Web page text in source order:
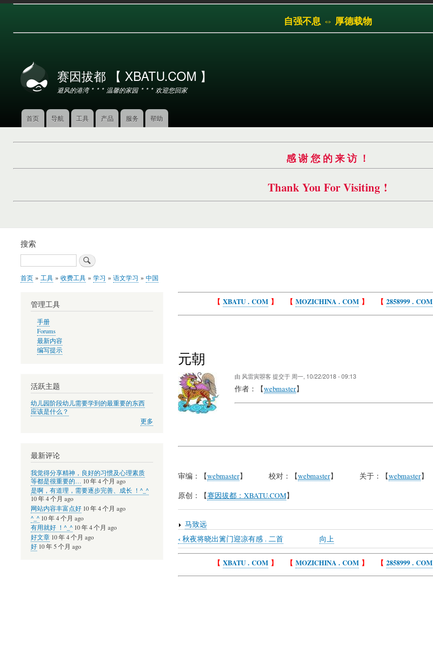
转
到
自强不息 ⇔ 厚德载物
户
赛因拔都 【 XBATU.COM 】
避风的港湾 * * * 温馨的家园 * * * 欢迎您回家
航
首页 导航 工具 产品 服务 帮助
感 谢 您 的 来 访 ！
Thank You For Visiting !
搜索
索
面
首页 工具 收费工具 学习 语文学习 中国
【 XBATU . COM 】 【 MOZICHINA . COM 】 【 2858999 . COM
元朝
由 风雷寅曌客 提交于 周一, 10/22/2018 - 09:13
作者：【webmaster】
审编：【webmaster】 校对：【webmaster】 关于：【webmaster】
原创：【赛因拔都：XBATU.COM】
马致远
Book
links
‹秋夜将晓出篱门迎凉有感 . 二首 向上
【 XBATU . COM 】 【 MOZICHINA . COM 】 【 2858999 . COM
管理工具
手册
Forums
最新内容
编写提示
活跃主题
幼儿园阶段幼儿需要学到的最重要的东西
应该是什么？
更多
最新评论
我觉得分享精神，良好的习惯及心理素质
等都是很重要的… 10 年 4 个月 ago
是啊，有道理，需要逐步完善、成长 ！^_^
10 年 4 个月 ago
网站内容丰富点好 10 年 4 个月 ago
^_^ 10 年 4 个月 ago
有用就好 ！^_^ 10 年 4 个月 ago
好文章 10 年 4 个月 ago
好 10 年 5 个月 ago